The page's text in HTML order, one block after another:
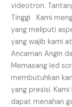
videotron.
Tinggi Kami
yang meliputi
yang wajib kami
Ancaman Angin
Memasang led
membutuhkan
yang presisi.
dapat menahan